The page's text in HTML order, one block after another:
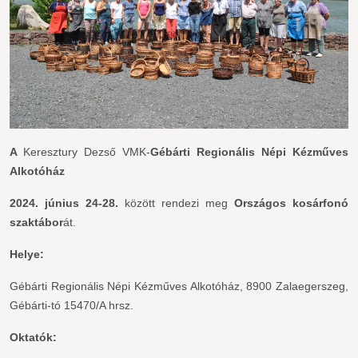
A Keresztury Dezső VMK-Gébárti Regionális Népi Kézműves
Alkotóház
2024. június 24-28. között rendezi meg Országos kosárfonó
szaktáborát.
Helye:
Gébárti Regionális Népi Kézműves Alkotóház, 8900 Zalaegerszeg,
Gébárti-tó 15470/A hrsz.
Oktatók: